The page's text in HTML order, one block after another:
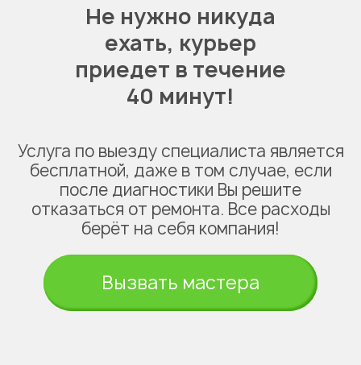
Не нужно никуда
ехать, курьер
приедет в течение
40 минут!
Услуга по выезду специалиста является
бесплатной, даже в том случае, если
после диагностики Вы решите
отказаться от ремонта. Все расходы
берёт на себя компания!
Вызвать мастера
Укажите из какого вы
города
Астана